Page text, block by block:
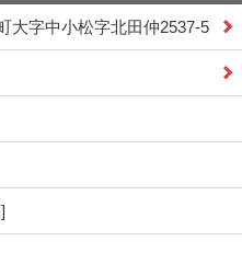
大字中小松字北田仲2537-5